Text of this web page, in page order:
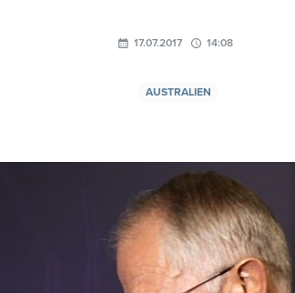
17.07.2017 14:08
AUSTRALIEN